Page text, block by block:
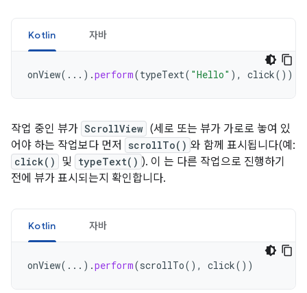
Kotlin 자바
onView(...).perform(typeText( "Hello" ), click())
작업 중인 뷰가 ScrollView (세로 또는 뷰가 가로로 놓여 있
어야 하는 작업보다 먼저
scrollTo() 와 함께 표시됩니다(예:
click() 및 typeText() ). 이 는 다른 작업으로 진행하기
전에 뷰가 표시되는지 확인합니다.
Kotlin 자바
onView(...).perform(scrollTo(), click())